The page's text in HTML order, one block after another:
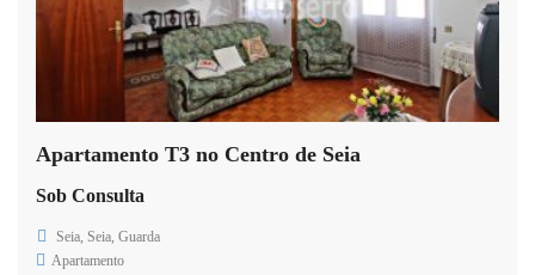
Apartamento T3 no Centro de Seia
Sob Consulta
Seia, Seia, Guarda
Apartamento